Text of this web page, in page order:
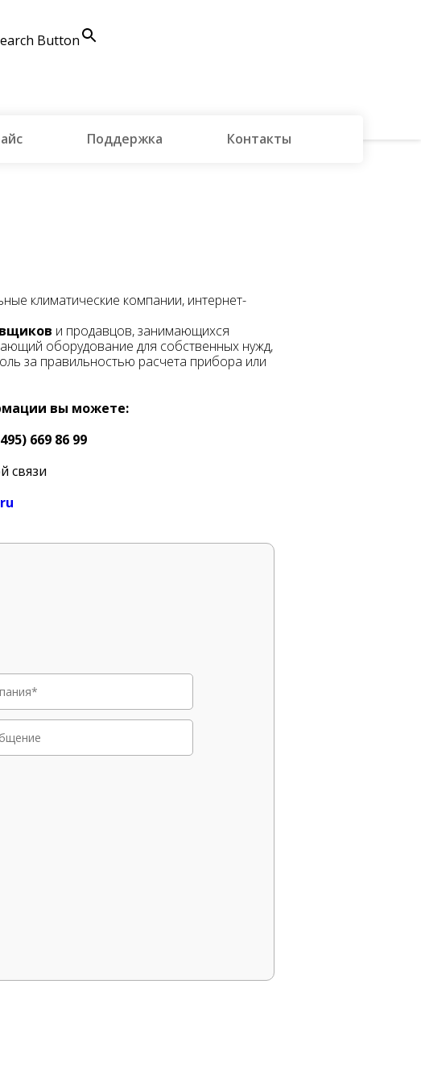
Button
Поддержка Контакты
климатические компании, интернет-
и продавцов, занимающихся
оборудование для собственных нужд,
за правильностью расчета прибора или
вы можете:
669 86 99
связи